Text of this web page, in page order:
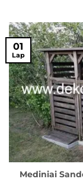
Mediniai
01
Lap